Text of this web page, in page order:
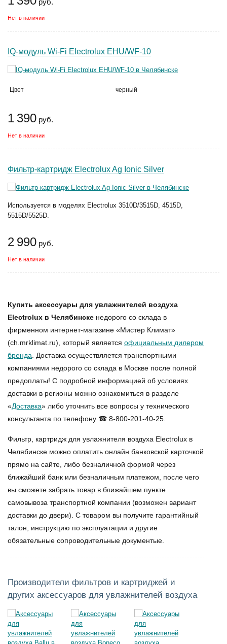
руб.
Нет в наличии
IQ-модуль Wi-Fi Electrolux EHU/WF-10
Цвет черный
1 390 руб.
Нет в наличии
Фильтр-картридж Electrolux Ag Ionic Silver
Используется в моделях Electrolux 3510D/3515D, 4515D,
5515D/5525D.
2 990 руб.
Нет в наличии
Купить аксессуары для увлажнителей воздуха
Electrolux в Челябинске недорого со склада в
фирменном интернет-магазине «Мистер Климат»
(ch.mrklimat.ru), который является официальным дилером
бренда . Доставка осуществляется транспортными
компаниями недорого со склада в Москве после полной
предоплаты! С подробной информацией об условиях
доставки в регионы можно ознакомиться в разделе
«Доставка» либо уточнить все вопросы у технического
консультанта по телефону ☎ 8-800-201-40-25.
Фильтр, картридж для увлажнителя воздуха Electrolux в
Челябинске можно оплатить онлайн банковской карточкой
прямо на сайте, либо безналичной формой через
ближайший банк или безналичным платежом, после чего
вы сможете забрать товар в ближайшем пункте
самовывоза транспортной компании (возможен вариант
доставки до двери). С товаром вы получите гарантийный
талон, инструкцию по эксплуатации и другие
обязательные сопроводительные документые.
Производители фильтров и картриджей и
других аксессуаров для увлажнителей воздуха